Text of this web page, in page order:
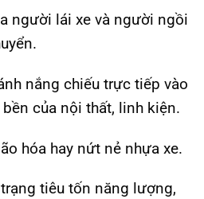
người lái xe và người ngồi
nắng chiếu trực tiếp vào
của nội thất, linh kiện.
hóa hay nứt nẻ nhựa xe.
tiêu tốn năng lượng,